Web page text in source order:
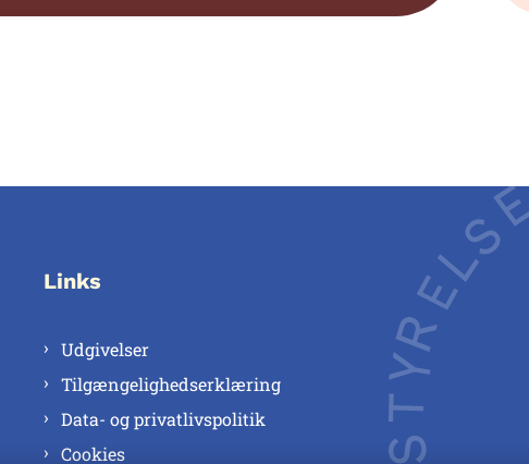
Links
Udgivelser
Tilgængelighedserklæring
Data- og privatlivspolitik
Cookies